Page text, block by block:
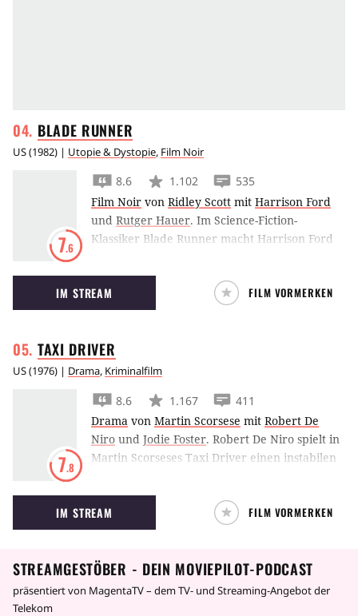
BLADE RUNNER
US(1982) | Utopie & Dystopie, Film Noir
7.6
8.6 1.102
535
Film Noir von Ridley Scott mit Harrison Ford
und Rutger Hauer. Im Science-Fiction-
Klassiker Blade Runner macht Harrison Ford
menschenähnlichen Androiden suchen auf
der Erde nach ihrem Schöpfer. Um ihre
eingebaute Sterblichkeit zu reparieren gehen
IM STREAM FILM VORMERKEN
TAXI DRIVER
US(1976) | Drama, Kriminalfilm
7.8
8.6 1.167
411
Drama von Martin Scorsese mit Robert De
Niro und Jodie Foster. Robert De Niro spielt in
Martin Scorseses Taxi Driver einen instabilen
Schattenseiten New Yorks aufmerksam wird
und eine minderjährige Prostituierte zurück
zu ihren Eltern bringen will.
IM STREAM FILM VORMERKEN
STREAMGESTÖBER - DEIN MOVIEPILOT-PODCAST
präsentiert von MagentaTV – dem TV- und Streaming-Angebot der
Telekom